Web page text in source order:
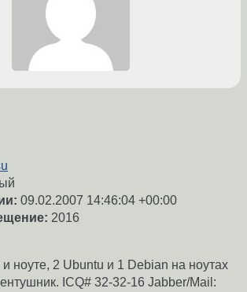
09.02.2007 14:46:04 +00:00
2016
ноуте, 2 Ubuntu и 1 Debian на ноутах
ICQ# 32-32-16 Jabber/Mail: